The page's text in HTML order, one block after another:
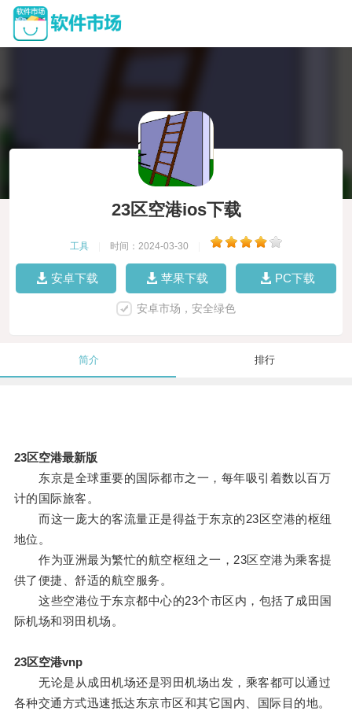
23区空港ios下载
工具 时间：2024-03-30
安卓下载 苹果下载 PC下载
安卓市场，安全绿色
简介 排行
23区空港最新版
东京是全球重要的国际都市之一，每年吸引着数以百万
计的国际旅客。
而这一庞大的客流量正是得益于东京的23区空港的枢纽
地位。
作为亚洲最为繁忙的航空枢纽之一，23区空港为乘客提
供了便捷、舒适的航空服务。
这些空港位于东京都中心的23个市区内，包括了成田国
际机场和羽田机场。
23区空港vnp
无论是从成田机场还是羽田机场出发，乘客都可以通过
各种交通方式迅速抵达东京市区和其它国内、国际目的地。